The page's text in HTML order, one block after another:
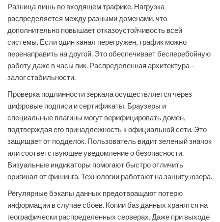
Разница лишь во входящем трафике. Нагрузка
распределяется между разными доменами, что
дополнительно повышает отказоустойчивость всей
системы. Если один канал перегружен, трафик можно
перенаправить на другой. Это обеспечивает бесперебойную
работу даже в часы пик. Распределенная архитектура –
залог стабильности.
Проверка подлинности зеркала осуществляется через
цифровые подписи и сертификаты. Браузеры и
специальные плагины могут верифицировать домен,
подтверждая его принадлежность к официальной сети. Это
защищает от подделок. Пользователь видит зеленый значок
или соответствующее уведомление о безопасности.
Визуальные индикаторы помогают быстро отличить
оригинал от фишинга. Технологии работают на защиту юзера.
Регулярные бэкапы данных предотвращают потерю
информации в случае сбоев. Копии баз данных хранятся на
географически распределенных серверах. Даже при выходе